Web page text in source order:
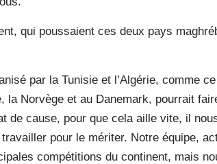
qui poussaient ces deux pays
par la Tunisie et l’Algérie, comme
la Norvège et au Danemark, pourrait
de cause, pour que cela aille vite, il
pour le mériter. Notre équipe,
compétitions du continent, mais